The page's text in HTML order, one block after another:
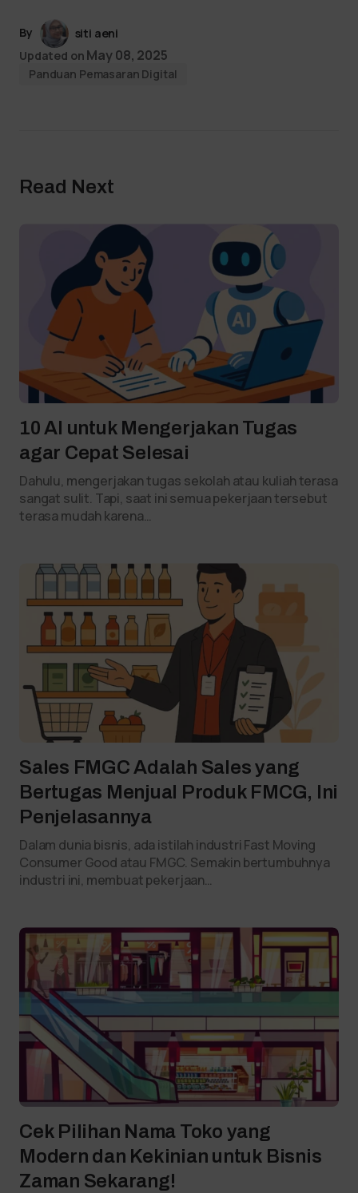
By
siti aeni
Updated on May 08, 2025
Panduan Pemasaran Digital
Read Next
10 AI untuk Mengerjakan Tugas
agar Cepat Selesai
Dahulu, mengerjakan tugas sekolah atau kuliah terasa
sangat sulit. Tapi, saat ini semua pekerjaan tersebut
terasa mudah karena…
Sales FMGC Adalah Sales yang
Bertugas Menjual Produk FMCG, Ini
Penjelasannya
Dalam dunia bisnis, ada istilah industri Fast Moving
Consumer Good atau FMGC. Semakin bertumbuhnya
industri ini, membuat pekerjaan…
Cek Pilihan Nama Toko yang
Modern dan Kekinian untuk Bisnis
Zaman Sekarang!